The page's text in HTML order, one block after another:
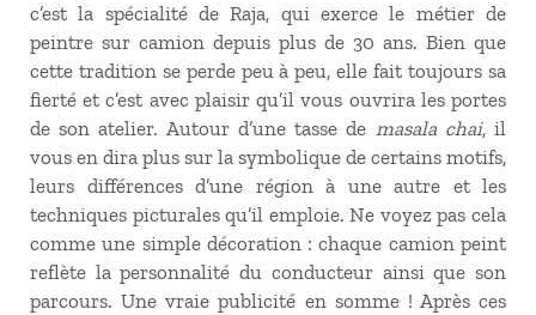
c’est la spécialité de Raja, qui exerce le métier de
peintre sur camion depuis plus de 30 ans. Bien que
cette tradition se perde peu à peu, elle fait toujours sa
fierté et c’est avec plaisir qu’il vous ouvrira les portes
de son atelier. Autour d’une tasse de masala chai, il
vous en dira plus sur la symbolique de certains motifs,
leurs différences d’une région à une autre et les
techniques picturales qu’il emploie. Ne voyez pas cela
comme une simple décoration : chaque camion peint
reflète la personnalité du conducteur ainsi que son
parcours. Une vraie publicité en somme ! Après ces